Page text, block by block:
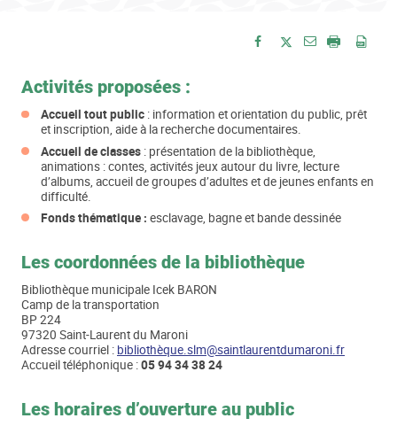
Partager sur Facebook
Partager sur
Envoyer par
Imprimer
Activités proposées :
Accueil tout public: information et orientation du public, prêt
et inscription, aide à la recherche documentaires.
Accueil de classes: présentation de la bibliothèque,
animations : contes, activités jeux autour du livre, lecture
d’albums, accueil de groupes d’adultes et de jeunes enfants en
difficulté.
Fonds thématique : esclavage, bagne et bande dessinée
Les coordonnées de la bibliothèque
Bibliothèque municipale Icek BARON
Camp de la transportation
BP 224
97320 Saint-Laurent du Maroni
Adresse courriel : bibliothèque.slm@saintlaurentdumaroni.fr
Accueil téléphonique :05 94 34 38 24
Les horaires d’ouverture au public